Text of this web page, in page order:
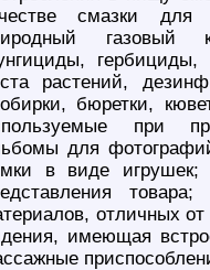
смазки
газовый
гербициды,
растений,
бюретки,
при
для
в виде игрушек;
отличных
имеющая